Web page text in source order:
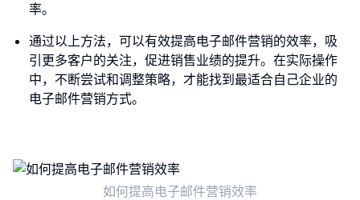
率。
通过以上方法，可以有效提高电子邮件营销的效率，吸
引更多客户的关注，促进销售业绩的提升。在实际操作
中，不断尝试和调整策略，才能找到最适合自己企业的
电子邮件营销方式。
如何提高电子邮件营销效率